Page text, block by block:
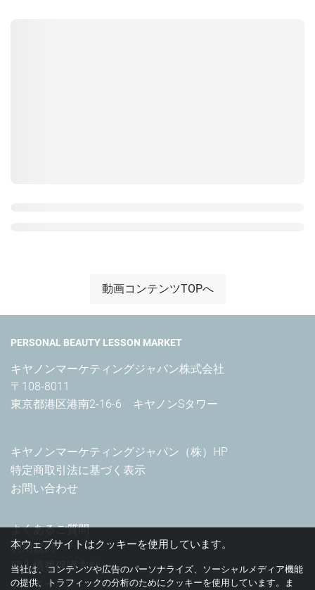
動画コンテンツTOPへ
PERSONAL BEAUTY LESSON MARKET
キヤノンマーケティングジャパン株式会社
〒108-8011
東京都港区港南2-16-6　キヤノンSタワー
キヤノンマーケティングジャパン（株）HP
特定商取引法に基づく表示
お問い合わせ
よくあるご質問
利用規約
個人情報保護方針
クッキー
本ウェブサイトはクッキーを使用しています。
当社は、コンテンツや広告のパーソナライズ、ソーシャルメディア機能
の提供、トラフィックの分析のためにクッキーを使用しています。ま